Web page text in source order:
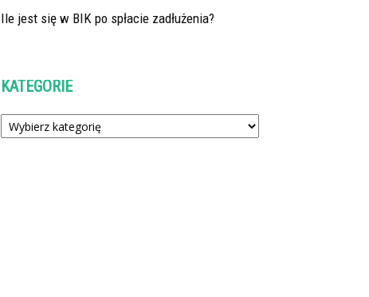
Ile jest się w BIK po spłacie zadłużenia?
KATEGORIE
Kategorie